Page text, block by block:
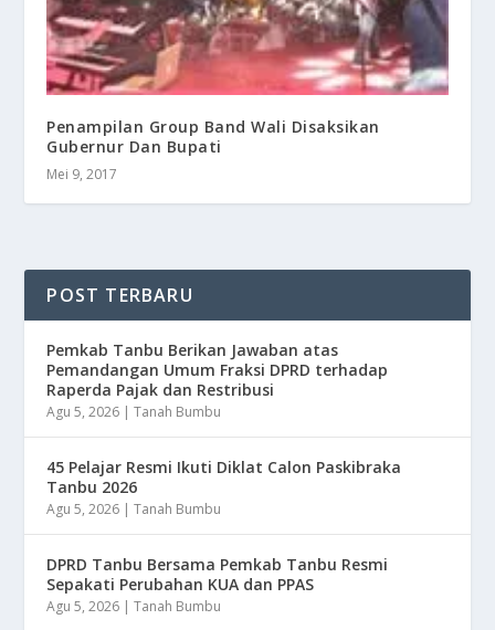
Penampilan Group Band Wali Disaksikan
Gubernur Dan Bupati
Mei 9, 2017
POST TERBARU
Pemkab Tanbu Berikan Jawaban atas
Pemandangan Umum Fraksi DPRD terhadap
Raperda Pajak dan Restribusi
Agu 5, 2026 |Tanah Bumbu
45 Pelajar Resmi Ikuti Diklat Calon Paskibraka
Tanbu 2026
Agu 5, 2026 |Tanah Bumbu
DPRD Tanbu Bersama Pemkab Tanbu Resmi
Sepakati Perubahan KUA dan PPAS
Agu 5, 2026 |Tanah Bumbu